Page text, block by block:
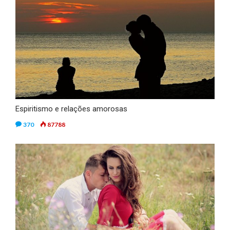
Espiritismo e relações amorosas
370 87788